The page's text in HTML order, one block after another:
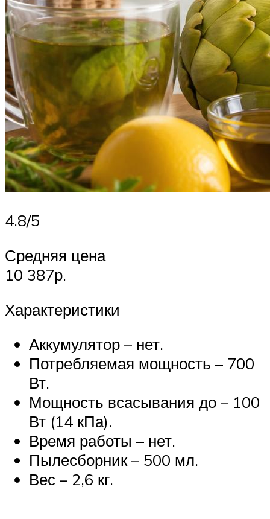
4.8/5
Средняя цена
10 387р.
Характеристики
Аккумулятор – нет.
Потребляемая мощность – 700
Вт.
Мощность всасывания до – 100
Вт (14 кПа).
Время работы – нет.
Пылесборник – 500 мл.
Вес – 2,6 кг.